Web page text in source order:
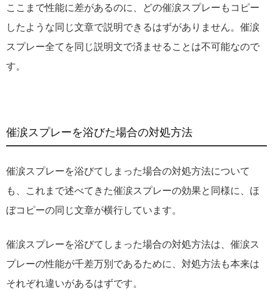
ここまで性能に差があるのに、どの催涙スプレーもコピー
したような同じ文章で説明できるはずがありません。催涙
スプレー全てを同じ説明文で済ませることは不可能なので
す。
催涙スプレーを浴びた場合の対処方法
催涙スプレーを浴びてしまった場合の対処方法について
も、これまで述べてきた催涙スプレーの効果と同様に、ほ
ぼコピーの同じ文章が横行しています。
催涙スプレーを浴びてしまった場合の対処方法は、催涙ス
プレーの性能が千差万別であるために、対処方法も本来は
それぞれ違いがあるはずです。